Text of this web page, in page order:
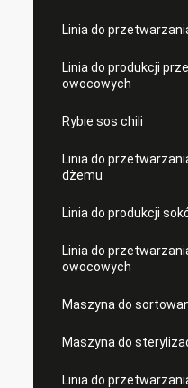
Linia do
Linia do produkcji
owocowych
Rybie sos chili
Linia do
dżemu
Linia do produkcji
Linia do
owocowych
Maszyna do
Maszyna do
Linia do